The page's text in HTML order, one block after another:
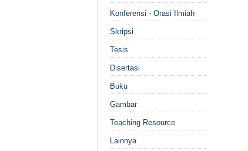
Konferensi - Orasi Ilmiah
Skripsi
Tesis
Disertasi
Buku
Gambar
Teaching Resource
Lainnya